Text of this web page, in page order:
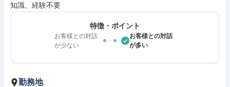
知識、経験不要
特徴・ポイント
お客様との対話
が少ない
お客様との対話
が多い
勤務地